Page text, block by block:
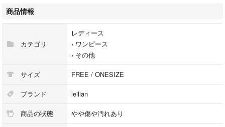
レディース
肩幅 : 約 36 cm
身幅 : 約 43 cm
商品情報
カテゴリ
レディース
› ワンピース
› その他
サイズ FREE / ONESIZE
ブランド leilian
商品の状態 やや傷や汚れあり